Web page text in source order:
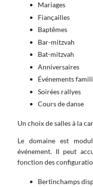
Mariages
Fiançailles
Baptêmes
Bar-mitzvah
Bat-mitzvah
Anniversaires
Événements
Soirées rallyes
Cours de danse
Un choix de salles à la
Le domaine est
événement. Il peut
fonction des
Bertinchamps